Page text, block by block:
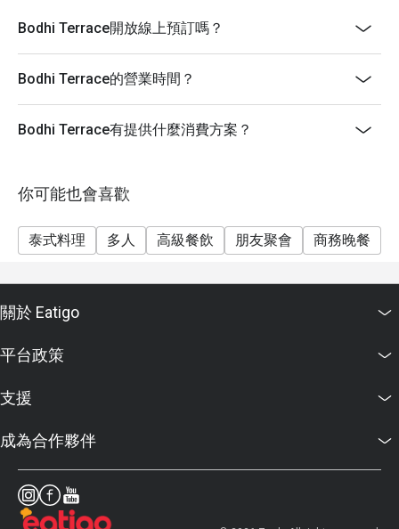
Bodhi Terrace開放線上預訂嗎？
Bodhi Terrace的營業時間？
Bodhi Terrace有提供什麼消費方案？
你可能也會喜歡
泰式料理 多人 高級餐飲 朋友聚會 商務晚餐
關於 Eatigo
平台政策
支援
成為合作夥伴